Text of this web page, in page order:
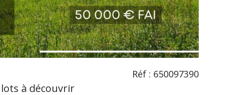
à découvrir
Réf : 650097390